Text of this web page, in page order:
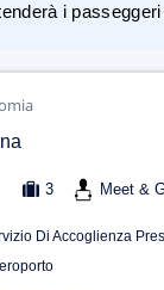
i
3 Meet &
Di Accoglienza